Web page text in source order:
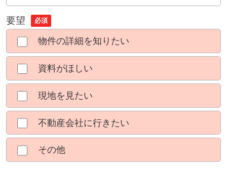
要望 必須
物件の詳細を知りたい
資料がほしい
現地を見たい
不動産会社に行きたい
その他